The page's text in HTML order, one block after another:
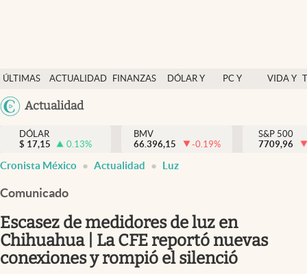
ÚLTIMAS
NOTICIAS
ACTUALIDAD
FINANZAS
DÓLAR Y
PC Y
VIDA Y
México
Actualidad
Actualidad
Finanzas y economía
Dólar y mercados
Pc y celular
Vida y estilo
DÓLAR
$ 17,15 0.13%
BMV
66.396,15
-0.19%
S&P 500
7709,96
Cronista México Actualidad Luz
Comunicado
Escasez de medidores de luz en
Chihuahua | La CFE reportó nuevas
conexiones y rompió el silenció